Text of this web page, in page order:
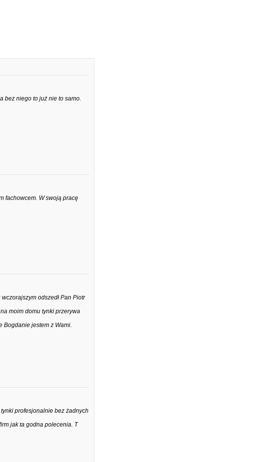
bez niego to już nie to samo.
fachowcem. W swoją pracę
odszedł Pan Piotr
moim domu tynki przerywa
Bogdanie jestem z Wami.
profesjonalnie bez żadnych
jak ta godna polecenia. T